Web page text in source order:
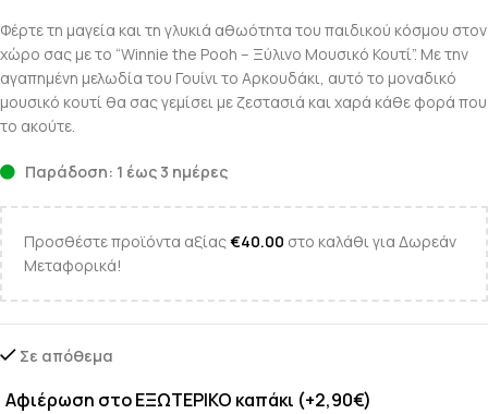
Φέρτε τη μαγεία και τη γλυκιά αθωότητα του παιδικού κόσμου στον
χώρο σας με το “Winnie the Pooh – Ξύλινο Μουσικό Κουτί”. Με την
αγαπημένη μελωδία του Γουίνι το Αρκουδάκι, αυτό το μοναδικό
μουσικό κουτί θα σας γεμίσει με ζεστασιά και χαρά κάθε φορά που
το ακούτε.
Παράδοση: 1 έως 3 ημέρες
Προσθέστε προϊόντα αξίας€40.00 στο καλάθι για Δωρεάν
Μεταφορικά!
Σε απόθεμα
Αφιέρωση στο ΕΞΩΤΕΡΙΚΟ καπάκι (+2,90€)